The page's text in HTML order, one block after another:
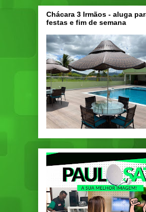
Chácara 3 Irmãos - aluga
festas e fim de semana